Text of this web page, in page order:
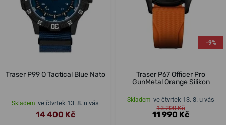
Traser P99 Q Tactical Blue Nato
Skladem ve čtvrtek 13. 8. u vás
14 400 Kč
-9%
Traser P67 Officer Pro
GunMetal Orange Silikon
Skladem ve čtvrtek 13. 8. u vás
13 200 Kč
11 990 Kč